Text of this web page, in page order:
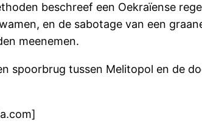
beschreef een Oekraïense
en de sabotage van een
meenemen.
spoorbrug tussen Melitopol en de